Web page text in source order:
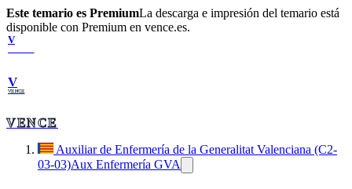
Este temario es PremiumLa descarga e impresión del temario está
disponible con Premium en vence.es.
V
V
VENCE
VENCE
Auxiliar de Enfermería de la Generalitat Valenciana (C2-
03-03)Aux Enfermería GVA